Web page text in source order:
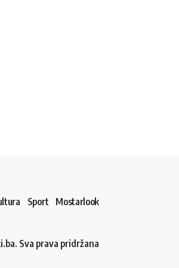
Sport Mostarlook
Sva prava pridržana